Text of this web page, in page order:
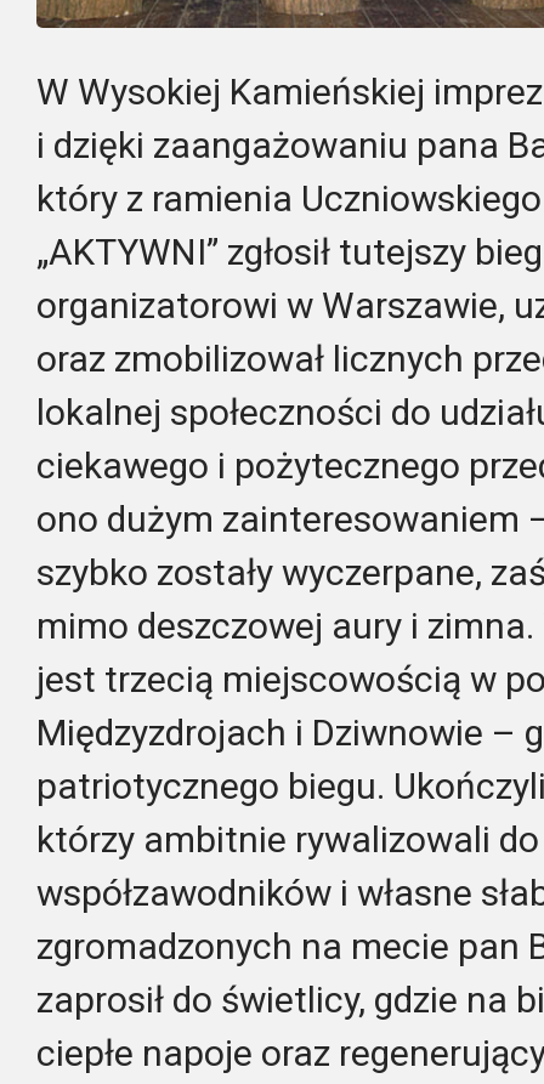
W Wysokiej Kamieńskiej
i dzięki zaangażowaniu pana
który z ramienia
„AKTYWNI” zgłosił tutejszy
organizatorowi w Warszawie,
oraz zmobilizował licznych
lokalnej społeczności do
ciekawego i pożytecznego
ono dużym zainteresowaniem
szybko zostały wyczerpane,
mimo deszczowej aury i
jest trzecią miejscowością w
Międzyzdrojach i Dziwnowie –
patriotycznego biegu.
którzy ambitnie rywalizowali
współzawodników i własne
zgromadzonych na mecie pan
zaprosił do świetlicy, gdzie na
ciepłe napoje oraz